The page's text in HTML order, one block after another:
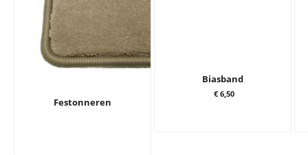
Festonneren
Biasband
€ 6,50